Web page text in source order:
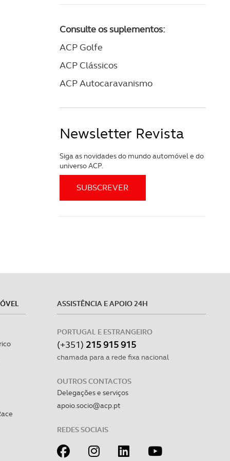
Consulte os suplementos:
ACP Golfe
ACP Clássicos
ACP Autocaravanismo
Newsletter Revista
Siga as novidades do mundo automóvel e do
universo ACP.
ASSISTÊNCIA E APOIO 24H
PORTUGAL E ESTRANGEIRO
(+351) 215 915 915
chamada para a rede fixa nacional
OUTROS CONTACTOS
Delegações e serviços
apoio.socio@acp.pt
REDES SOCIAIS